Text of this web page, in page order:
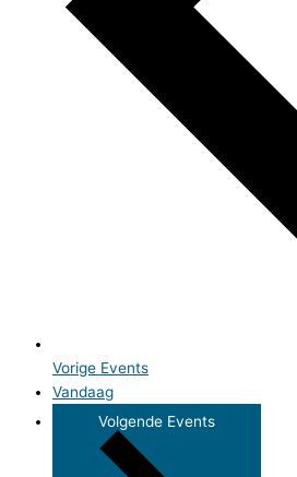
Vorige Events
Vandaag
Volgende Events